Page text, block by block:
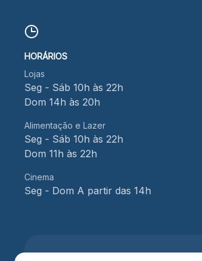
HORÁRIOS
Lojas
Seg - Sáb 10h às 22h
Dom 14h às 20h
Alimentação e Lazer
Seg - Sáb 10h às 22h
Dom 11h às 22h
Cinema
Seg - Dom A partir das 14h